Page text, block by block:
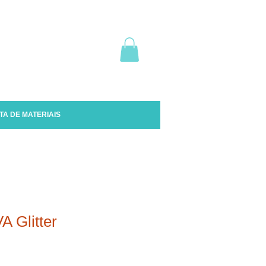
DE MATERIAIS
Glitter